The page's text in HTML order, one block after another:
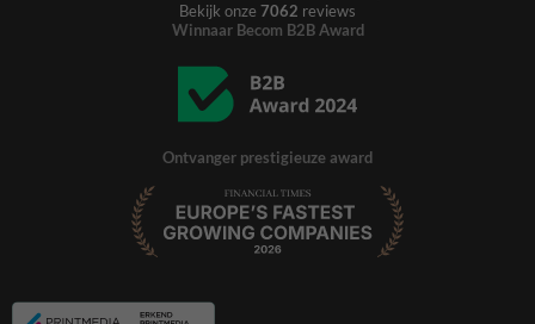
Bekijk onze 7062 reviews
Winnaar Becom B2B Award
Ontvanger prestigieuze award